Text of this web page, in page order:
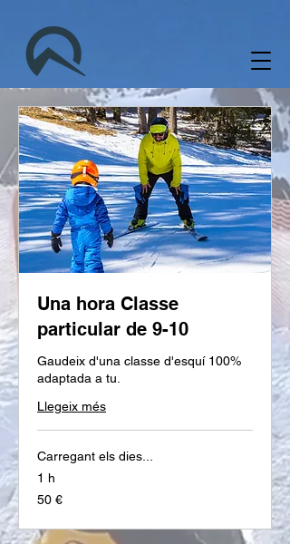
Una hora Classe
particular de 9-10
Gaudeix d'una classe d'esquí 100%
adaptada a tu.
Llegeix més
Carregant els dies...
1 h
50
euros
50 €